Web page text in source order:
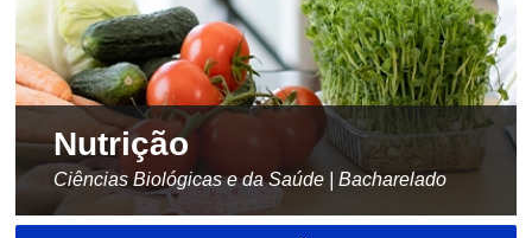
Nutrição
Ciências Biológicas e da Saúde | Bacharelado